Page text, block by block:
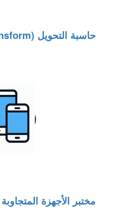
حاسبة التحويل (Transform)
مختبر الأجهزة المتجاوبة